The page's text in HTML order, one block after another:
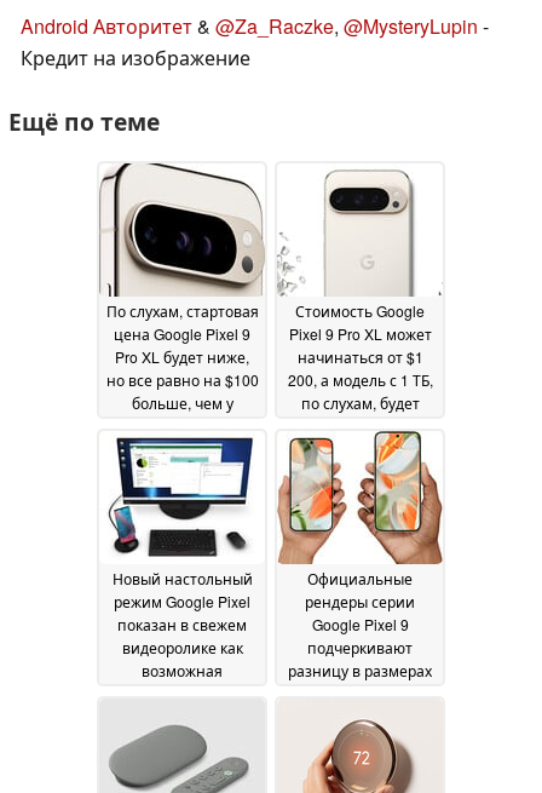
Android Авторитет& @Za_Raczke, @MysteryLupin -
Кредит на изображение
Ещё по теме
По слухам, стартовая
цена Google Pixel 9
Pro XL будет ниже,
но все равно на $100
больше, чем у
8 Pro10 August 2024
Стоимость Google
Pixel 9 Pro XL может
начинаться от $1
200, а модель с 1 ТБ,
по слухам, будет
а цены и стартовые
скидки на меньший
Pixel 9 Pro также
станут известны08
August 2024
Новый настольный
режим Google Pixel
показан в свежем
видеоролике как
возможная
Samsung DeX08 August
2024
Официальные
рендеры серии
Google Pixel 9
подчеркивают
разницу в размерах
07 August 2024